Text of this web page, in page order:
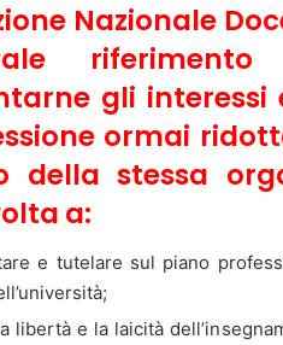
Nazionale
gli
ormai
della stessa
a:
e tutelare sul piano
libertà e la laicità